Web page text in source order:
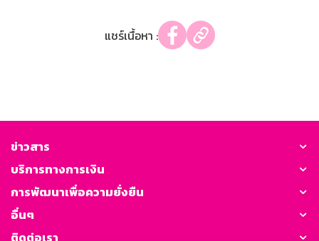
แชร์เนื้อหา :
ข่าวสาร
บริการทางการเงิน
การพัฒนาเพื่อความยั่งยืน
อื่นๆ